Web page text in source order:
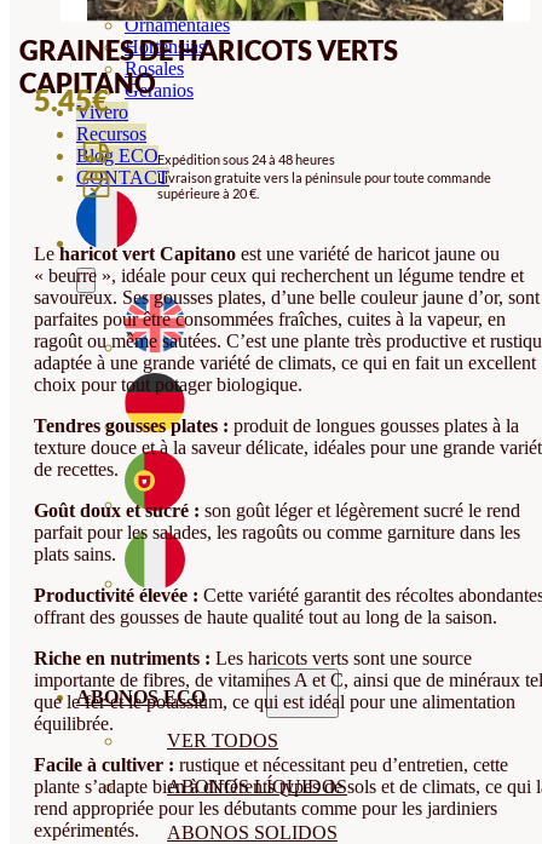
Ornamentales
Hortensias
Rosales
Geranios
Vivero
Recursos
Blog ECO
CONTACT
ABONOS ECO
VER TODOS
ABONOS LÍQUIDOS
ABONOS SOLIDOS
GRAINES DE HARICOTS VERTS
CAPITANO
5.45€
Expédition sous 24 à 48 heures
Livraison gratuite vers la péninsule pour toute commande
supérieure à 20 €.
Leharicot vert Capitano est une variété de haricot jaune ou
« beurre », idéale pour ceux qui recherchent un légume tendre et
savoureux. Ses gousses plates, d’une belle couleur jaune d’or, sont
parfaites pour être consommées fraîches, cuites à la vapeur, en
ragoût ou même sautées. C’est une plante très productive et
adaptée à une grande variété de climats, ce qui en fait un excellent
choix pour tout potager biologique.
Tendres gousses plates : produit de longues gousses plates à la
texture douce et à la saveur délicate, idéales pour une grande
de recettes.
Goût doux et sucré : son goût léger et légèrement sucré le rend
parfait pour les salades, les ragoûts ou comme garniture dans les
plats sains.
Productivité élevée : Cette variété garantit des récoltes
offrant des gousses de haute qualité tout au long de la saison.
Riche en nutriments : Les haricots verts sont une source
importante de fibres, de vitamines A et C, ainsi que de minéraux
que le fer et le potassium, ce qui est idéal pour une alimentation
équilibrée.
Facile à cultiver : rustique et nécessitant peu d’entretien, cette
plante s’adapte bien à différents types de sols et de climats, ce qui
rend appropriée pour les débutants comme pour les jardiniers
expérimentés.